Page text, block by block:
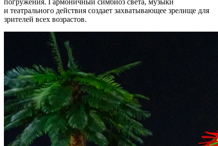
погружения. Гармоничный симбиоз света, музыки
и театрального действия создает захватывающее зрелище для
зрителей всех возрастов.